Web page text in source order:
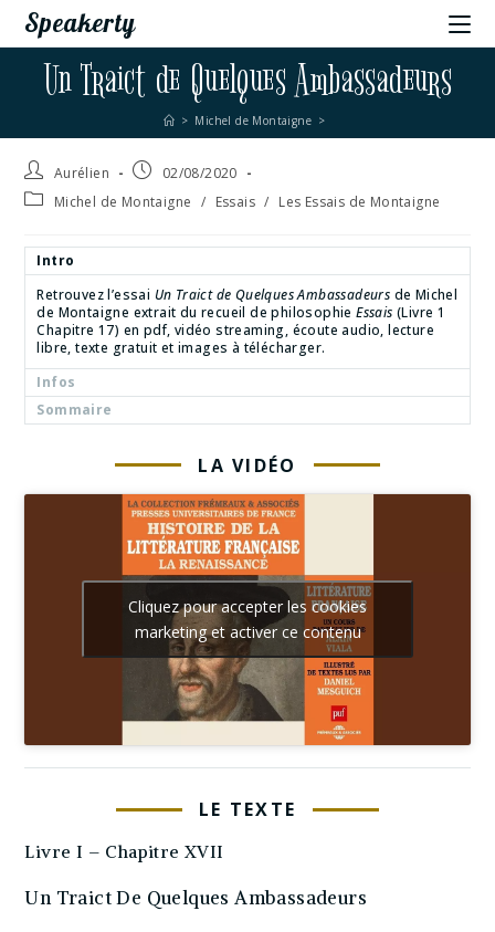
Speakerty
Un Traict de Quelques Ambassadeurs
> Michel de Montaigne >
Aurélien
02/08/2020
Michel de Montaigne / Essais / Les Essais de Montaigne
Intro
Retrouvez l’essai Un Traict de Quelques Ambassadeurs de Michel
de Montaigne extrait du recueil de philosophieEssais (Livre 1
Chapitre 17) en pdf, vidéo streaming, écoute audio, lecture
libre, texte gratuit et images à télécharger.
Infos
Sommaire
LA VIDÉO
Cliquez pour accepter les cookies
marketing et activer ce contenu
LE TEXTE
Livre I – Chapitre XVII
Un Traict De Quelques Ambassadeurs